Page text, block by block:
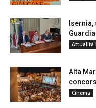
Attualità
Alta
Cinema